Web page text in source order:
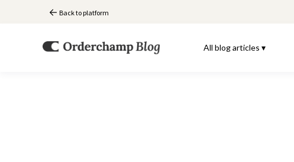
Back to platform
All blog articles ▾